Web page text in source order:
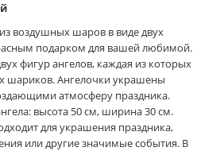
воздушных шаров в виде двух
подарком для вашей любимой.
фигур ангелов, каждая из которых
шариков. Ангелочки украшены
атмосферу праздника.
высота 50 см, ширина 30 см.
для украшения праздника,
или другие значимые события. В